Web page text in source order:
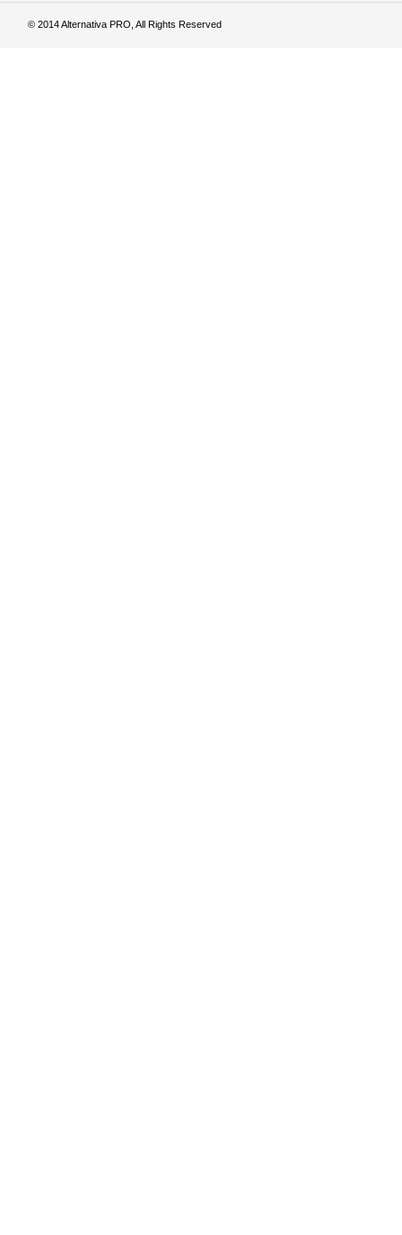
© 2014 Alternativa PRO, All Rights Reserved